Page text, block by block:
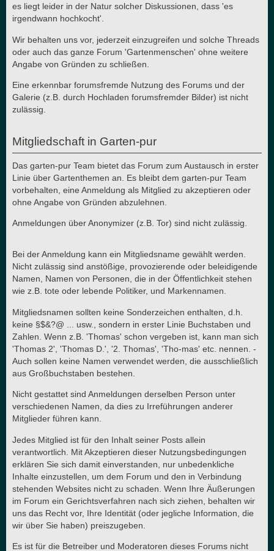
es liegt leider in der Natur solcher Diskussionen, dass 'es
irgendwann hochkocht'.
Wir behalten uns vor, jederzeit einzugreifen und solche Threads
oder auch das ganze Forum 'Gartenmenschen' ohne weitere
Angabe von Gründen zu schließen.
Eine erkennbar forumsfremde Nutzung des Forums und der
Galerie (z.B. durch Hochladen forumsfremder Bilder) ist nicht
zulässig.
Mitgliedschaft in Garten-pur
Das garten-pur Team bietet das Forum zum Austausch in erster
Linie über Gartenthemen an. Es bleibt dem garten-pur Team
vorbehalten, eine Anmeldung als Mitglied zu akzeptieren oder
ohne Angabe von Gründen abzulehnen.
Anmeldungen über Anonymizer (z.B. Tor) sind nicht zulässig.
Bei der Anmeldung kann ein Mitgliedsname gewählt werden.
Nicht zulässig sind anstößige, provozierende oder beleidigende
Namen, Namen von Personen, die in der Öffentlichkeit stehen
wie z.B. tote oder lebende Politiker, und Markennamen.
Mitgliedsnamen sollten keine Sonderzeichen enthalten, d.h.
keine §$&?@ ... usw., sondern in erster Linie Buchstaben und
Zahlen. Wenn z.B. 'Thomas' schon vergeben ist, kann man sich
'Thomas 2', 'Thomas D.', '2. Thomas', 'Tho-mas' etc. nennen. -
Auch sollen keine Namen verwendet werden, die ausschließlich
aus Großbuchstaben bestehen.
Nicht gestattet sind Anmeldungen derselben Person unter
verschiedenen Namen, da dies zu Irreführungen anderer
Mitglieder führen kann.
Jedes Mitglied ist für den Inhalt seiner Posts allein
verantwortlich. Mit Akzeptieren dieser Nutzungsbedingungen
erklären Sie sich damit einverstanden, nur unbedenkliche
Inhalte einzustellen, um dem Forum und den in Verbindung
stehenden Websites nicht zu schaden. Wenn Ihre Äußerungen
im Forum ein Gerichtsverfahren nach sich ziehen, behalten wir
uns das Recht vor, Ihre Identität (oder jegliche Information, die
wir über Sie haben) preiszugeben.
Es ist für die Betreiber und Moderatoren dieses Forums nicht